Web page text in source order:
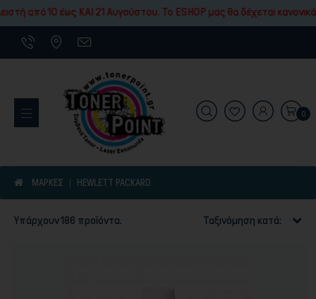
21 Αυγούστου. To ESHOP μας θα δέχεται κανονικά τις
0
ΜΆΡΚΕΣ HEWLETT PACKARD
Υπάρχουν 186 προϊόντα. Ταξινόμηση κατά: